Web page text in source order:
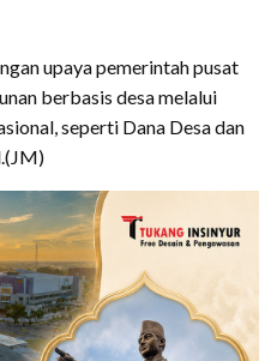
upaya pemerintah pusat
berbasis desa melalui
seperti Dana Desa dan